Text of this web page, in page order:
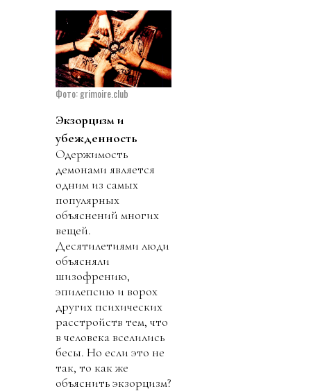
Фото: grimoire.club
Экзорцизм и
убежденность
Одержимость
демонами является
одним из самых
популярных
объяснений многих
вещей.
Десятилетиями люди
объясняли
шизофрению,
эпилепсию и ворох
других психических
расстройств тем, что
в человека вселились
бесы. Но если это не
так, то как же
объяснить экзорцизм?